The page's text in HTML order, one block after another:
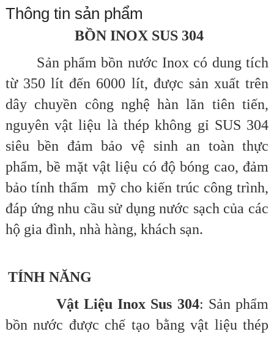
Thông tin sản phẩm
BỒN INOX SUS 304
Sản phẩm bồn nước Inox có dung tích
từ 350 lít đến 6000 lít, được sản xuất trên
dây chuyền công nghệ hàn lăn tiên tiến,
nguyên vật liệu là thép không gỉ SUS 304
siêu bền đảm bảo vệ sinh an toàn thực
phẩm, bề mặt vật liệu có độ bóng cao, đảm
bảo tính thẩm mỹ cho kiến trúc công trình,
đáp ứng nhu cầu sử dụng nước sạch của các
hộ gia đình, nhà hàng, khách sạn.
TÍNH NĂNG
Vật Liệu Inox Sus 304: Sản phẩm
bồn nước được chế tạo bằng vật liệu thép